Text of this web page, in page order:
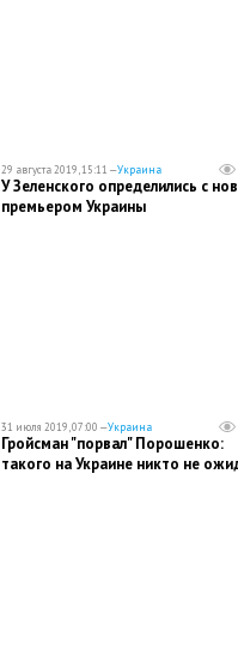
29 августа 2019, 15:11 —Украина
У Зеленского определились с
премьером Украины
31 июля 2019, 07:00 —Украина
Гройсман "порвал" Порошенко:
такого на Украине никто не